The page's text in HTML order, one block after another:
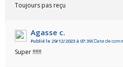
Toujours pas reçu
Agasse c.
Publié le 29/12/2023 à 07:39(Date de
Super !!!!!!